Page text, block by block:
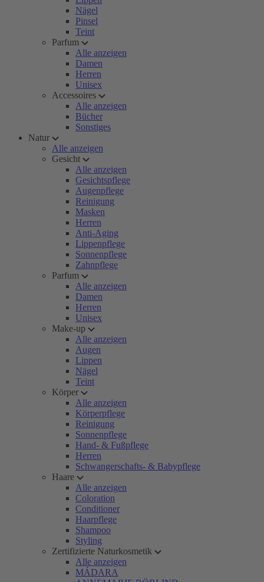
Nägel
Pinsel
Teint
Parfum
Alle anzeigen
Damen
Herren
Unisex
Accessoires
Alle anzeigen
Bücher
Sonstiges
Natur
Alle anzeigen
Gesicht
Alle anzeigen
Gesichtspflege
Augenpflege
Reinigung
Masken
Herren
Anti-Aging
Lippenpflege
Sonnenpflege
Zahnpflege
Parfum
Alle anzeigen
Damen
Herren
Unisex
Make-up
Alle anzeigen
Augen
Lippen
Nägel
Teint
Körper
Alle anzeigen
Körperpflege
Reinigung
Sonnenpflege
Hand- & Fußpflege
Herren
Schwangerschafts- & Babypflege
Haare
Alle anzeigen
Coloration
Conditioner
Haarpflege
Shampoo
Styling
Zertifizierte Naturkosmetik
Alle anzeigen
MÁDARA